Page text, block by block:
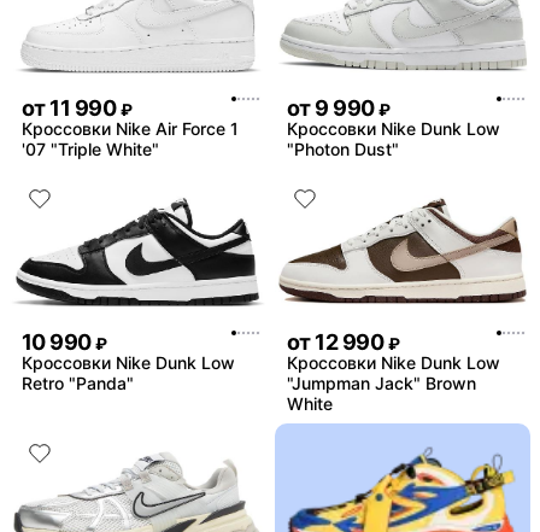
от11 990 ₽
Кроссовки Nike Air Force 1
'07 "Triple White"
от9 990 ₽
Кроссовки Nike Dunk Low
"Photon Dust"
10 990 ₽
Кроссовки Nike Dunk Low
Retro "Panda"
от12 990 ₽
Кроссовки Nike Dunk Low
"Jumpman Jack" Brown
White